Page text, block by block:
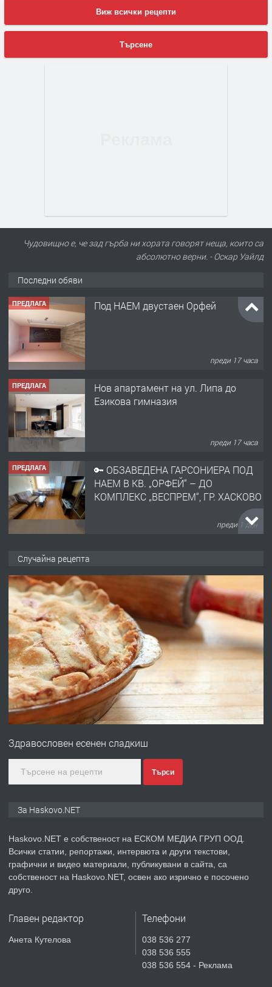
Виж всички рецепти
Търсене
Чудовищно е, че зад гърба ни хората говорят неща, които са
абсолютно верни. - Оскар Уайлд
Последни обяви
ПРЕДЛАГА Под НАЕМ двустаен Орфей
преди 17 часа
ПРЕДЛАГА
Нов апартамент на ул. Липа до
Езикова гимназия
преди 17 часа
ПРЕДЛАГА
🔑 ОБЗАВЕДЕНА ГАРСОНИЕРА ПОД
НАЕМ В КВ. „ОРФЕЙ“ – ДО
КОМПЛЕКС „ВЕСПРЕМ“, ГР. ХАСКОВО
преди 1 ден
АПАРТАМЕНТ В ЦЕНТЪРА НА ГР.
ХАСКОВО
преди 2 дни
ПРЕДЛАГА Давам гараж под наем
ПРЕДЛАГА
№4120 Магазин/Офис под наем в кв.
градската градина!
преди 3 дни
ПРЕДЛАГА
Продавам парцел в гр. Хасково кв.
СГЛОБЯВАНЕ НА МЕБЕЛИ.
Случайна рецепта
Здравословен есенен сладкиш
Търси
За Haskovo.NET
Haskovo.NET е собственост на ЕСКОМ МЕДИА ГРУП ООД.
Всички статии, репортажи, интервюта и други текстови,
графични и видео материали, публикувани в сайта, са
собственост на Haskovo.NET, освен ако изрично е посочено
друго.
Главен редактор
Анета Кутелова
Телефони
038 536 277
038 536 555
038 536 554 - Реклама